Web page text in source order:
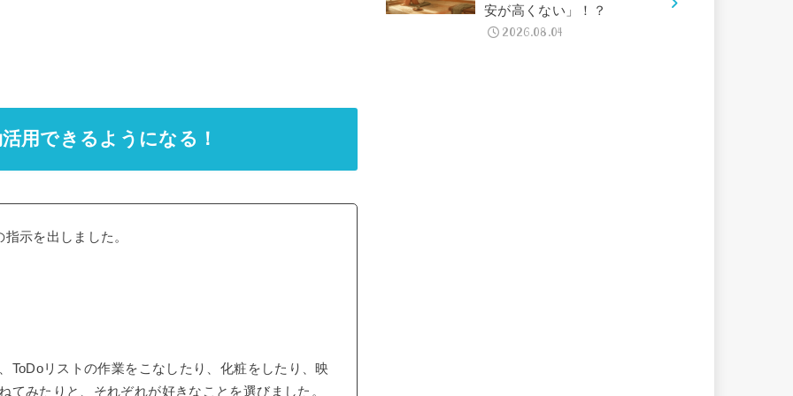
用できるようになる！
示を出しました。
ToDoリストの作業をこなしたり、化粧をしたり、映
てみたりと、それぞれが好きなことを選びました。
安が高くない」！？
2026.08.04